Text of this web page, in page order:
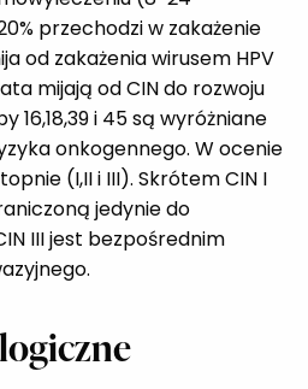
przechodzi w zakażenie
od zakażenia wirusem HPV
mijają od CIN do rozwoju
16,18,39 i 45 są wyróżniane
onkogennego. W ocenie
(I,II i III). Skrótem CIN I
jedynie do
III jest bezpośrednim